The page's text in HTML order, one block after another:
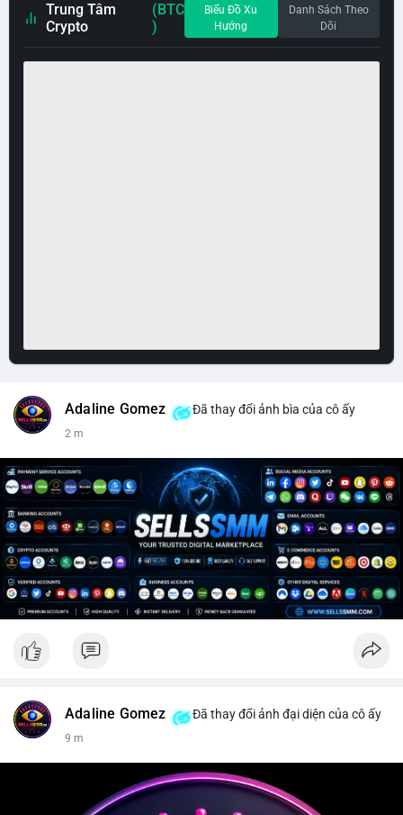
Trung Tâm
Crypto
(BTC
)
Biểu Đồ Xu
Hướng
Danh Sách Theo
Dõi
Adaline Gomez Đã thay đổi ảnh bìa của cô ấy
2 m
Adaline Gomez Đã thay đổi ảnh đại diện của cô ấy
9 m